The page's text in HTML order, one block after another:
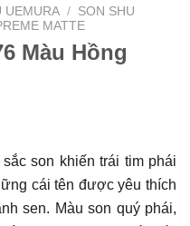
UEMURA / SON SHU
MATTE
Màu Hồng
son khiến trái tim phái
cái tên được yêu thích
sen. Màu son quý phái,